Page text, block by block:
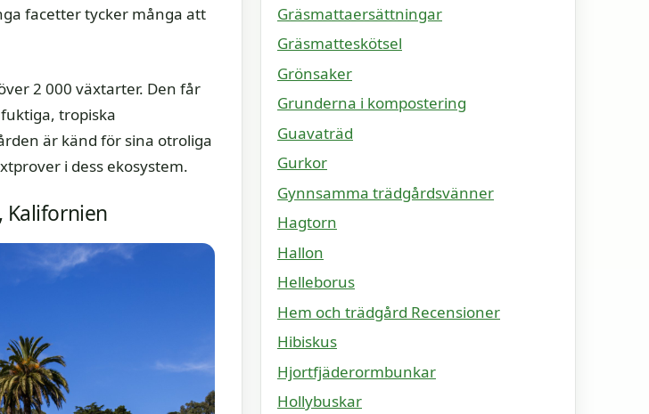
facetter tycker många att
2 000 växtarter. Den får
tropiska
är känd för sina otroliga
i dess ekosystem.
Kalifornien
Gräsmattaersättningar
Gräsmatteskötsel
Grönsaker
Grunderna i kompostering
Guavaträd
Gurkor
Gynnsamma trädgårdsvänner
Hagtorn
Hallon
Helleborus
Hem och trädgård Recensioner
Hibiskus
Hjortfjäderormbunkar
Hollybuskar